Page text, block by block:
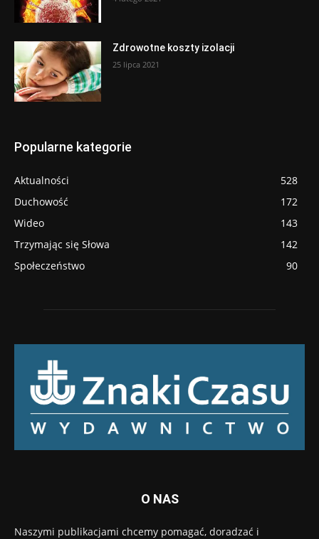
Zdrowotne koszty izolacji
25 lipca 2021
Popularne kategorie
Aktualności
528
Duchowość
172
Wideo
143
Trzymając się Słowa
142
Społeczeństwo
90
O NAS
Naszymi publikacjami chcemy pomagać, doradzać i